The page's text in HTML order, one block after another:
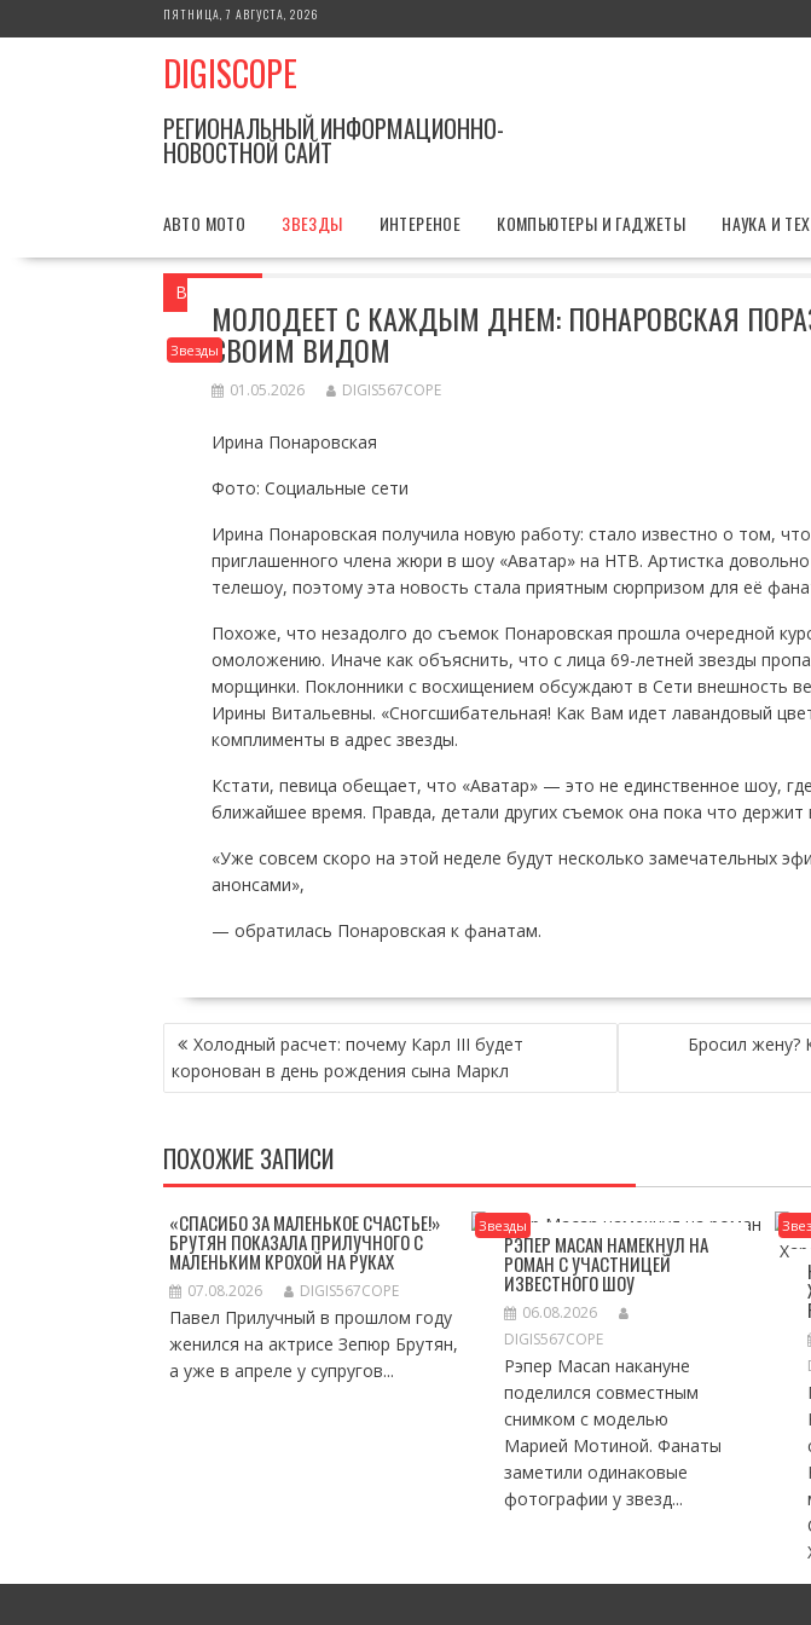
к
ПЯТНИЦА, 7 АВГУСТА, 2026
DIGISCOPE
РЕГИОНАЛЬНЫЙ ИНФОРМАЦИОННО-
НОВОСТНОЙ САЙТ
АВТО МОТО ЗВЕЗДЫ ИНТЕРЕНОЕ КОМПЬЮТЕРЫ И ГАДЖЕТЫ НАУКА И
Вы здесь Молодеет с каждым днем: Понаровская
Звезды
МОЛОДЕЕТ С КАЖДЫМ ДНЕМ: ПОНАРОВСКАЯ
СВОИМ ВИДОМ
01.05.2026 DIGIS567COPE
Ирина Понаровская
Фото: Социальные сети
Ирина Понаровская получила новую работу: стало известно о том,
приглашенного члена жюри в шоу «Аватар» на НТВ. Артистка
телешоу, поэтому эта новость стала приятным сюрпризом для её
Похоже, что незадолго до съемок Понаровская прошла очередной
омоложению. Иначе как объяснить, что с лица 69-летней звезды
морщинки. Поклонники с восхищением обсуждают в Сети внешность
Ирины Витальевны. «Сногсшибательная! Как Вам идет лавандовый
комплименты в адрес звезды.
Кстати, певица обещает, что «Аватар» — это не единственное шоу,
ближайшее время. Правда, детали других съемок она пока что держит
«Уже совсем скоро на этой неделе будут несколько замечательных
анонсами»,
— обратилась Понаровская к фанатам.
НАВИГАЦИЯ
ПО
ЗАПИСЯМ
Холодный расчет: почему Карл III будет
коронован в день рождения сына Маркл
Бросил жену?
ПОХОЖИЕ ЗАПИСИ
«СПАСИБО ЗА МАЛЕНЬКОЕ СЧАСТЬЕ!»
БРУТЯН ПОКАЗАЛА ПРИЛУЧНОГО С
МАЛЕНЬКИМ КРОХОЙ НА РУКАХ
07.08.2026 DIGIS567COPE
Павел Прилучный в прошлом году
женился на актрисе Зепюр Брутян,
а уже в апреле у супругов...
Звезды
РЭПЕР MACAN НАМЕКНУЛ НА
РОМАН С УЧАСТНИЦЕЙ
ИЗВЕСТНОГО ШОУ
06.08.2026
DIGIS567COPE
Рэпер Macan накануне
поделился совместным
снимком с моделью
Марией Мотиной. Фанаты
заметили одинаковые
фотографии у звезд...